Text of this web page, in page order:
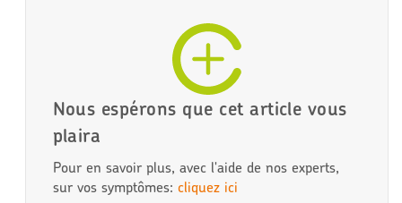
Nous espérons que cet article vous
plaira
Pour en savoir plus, avec l'aide de nos experts,
sur vos symptômes: cliquez ici